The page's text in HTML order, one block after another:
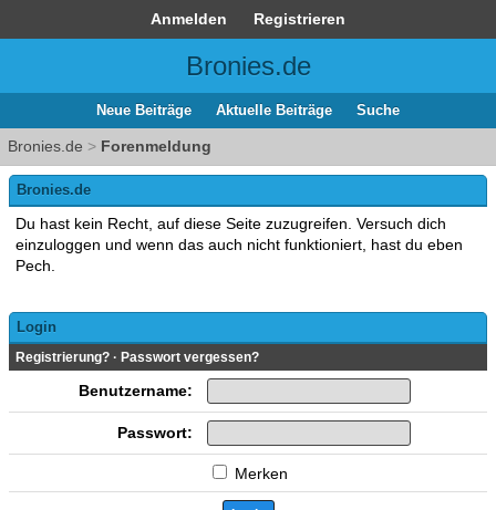
Anmelden Registrieren
Bronies.de
Neue Beiträge Aktuelle Beiträge Suche
Bronies.de > Forenmeldung
Bronies.de
Du hast kein Recht, auf diese Seite zuzugreifen. Versuch dich
einzuloggen und wenn das auch nicht funktioniert, hast du eben
Pech.
Login
Registrierung? · Passwort vergessen?
Benutzername:
Passwort:
Merken